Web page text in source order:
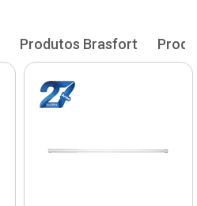
Produtos Brasfort